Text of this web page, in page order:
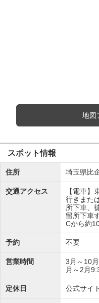
地図
スポット情報
住所 埼玉県比
交通アクセス
【電車
行きまた
所下車、
留所下車
Cから約
予約 不要
営業時間
3月～10
月～2月
定休日 公式サイ